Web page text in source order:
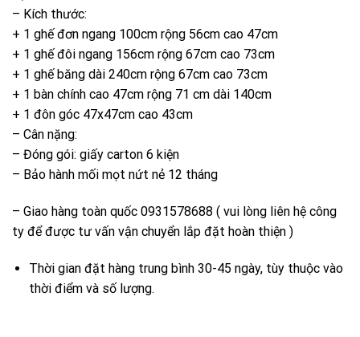
– Kích thước:
+ 1 ghế đơn ngang 100cm rộng 56cm cao 47cm
+ 1 ghế đôi ngang 156cm rộng 67cm cao 73cm
+ 1 ghế băng dài 240cm rộng 67cm cao 73cm
+ 1 bàn chính cao 47cm rộng 71 cm dài 140cm
+ 1 đôn góc 47x47cm cao 43cm
– Cân nặng:
– Đóng gói: giấy carton 6 kiện
– Bảo hành mối mọt nứt nẻ 12 tháng
– Giao hàng toàn quốc 0931578688 ( vui lòng liên hệ công
ty để được tư vấn vận chuyển lắp đặt hoàn thiện )
Thời gian đặt hàng trung bình 30-45 ngày, tùy thuộc vào
thời điểm và số lượng.